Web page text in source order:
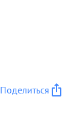
Поделиться